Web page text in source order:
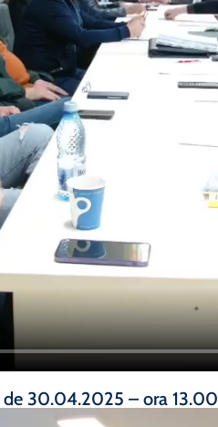
de 30.04.2025 – ora 13.00